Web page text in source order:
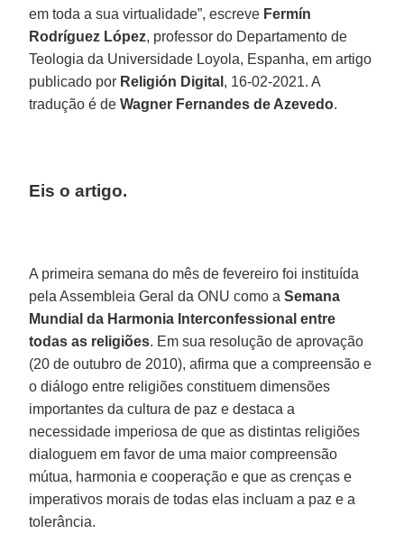
em toda a sua virtualidade”, escreve Fermín
Rodríguez López, professor do Departamento de
Teologia da Universidade Loyola, Espanha, em artigo
publicado por Religión Digital , 16-02-2021. A
tradução é deWagner Fernandes de Azevedo.
Eis o artigo.
A primeira semana do mês de fevereiro foi instituída
pela Assembleia Geral da ONU como aSemana
Mundial da Harmonia Interconfessional entre
todas as religiões. Em sua resolução de aprovação
(20 de outubro de 2010), afirma que a compreensão e
o diálogo entre religiões constituem dimensões
importantes da cultura de paz e destaca a
necessidade imperiosa de que as distintas religiões
dialoguem em favor de uma maior compreensão
mútua, harmonia e cooperação e que as crenças e
imperativos morais de todas elas incluam a paz e a
tolerância.